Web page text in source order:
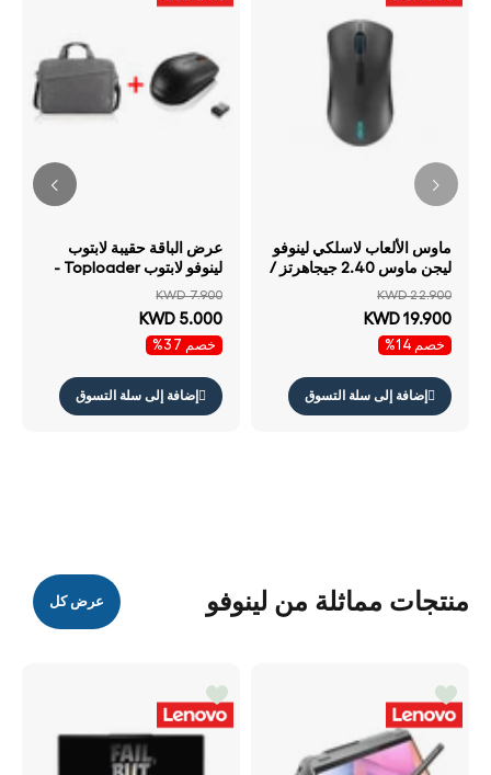
ماوس الألعاب لاسلكي لينوفو
ليجن ماوس 2.40 جيجاهرتز /
KWD 22.900
KWD 19.900
خصم 14%
إضافة إلى سلة التسوق
عرض الباقة حقيبة لابتوب
لينوفو لابتوب Toploader -
مضغوط لينوفو
KWD 7.900
KWD 5.000
خصم 37%
إضافة إلى سلة التسوق
منتجات مماثلة من لينوفو عرض كل